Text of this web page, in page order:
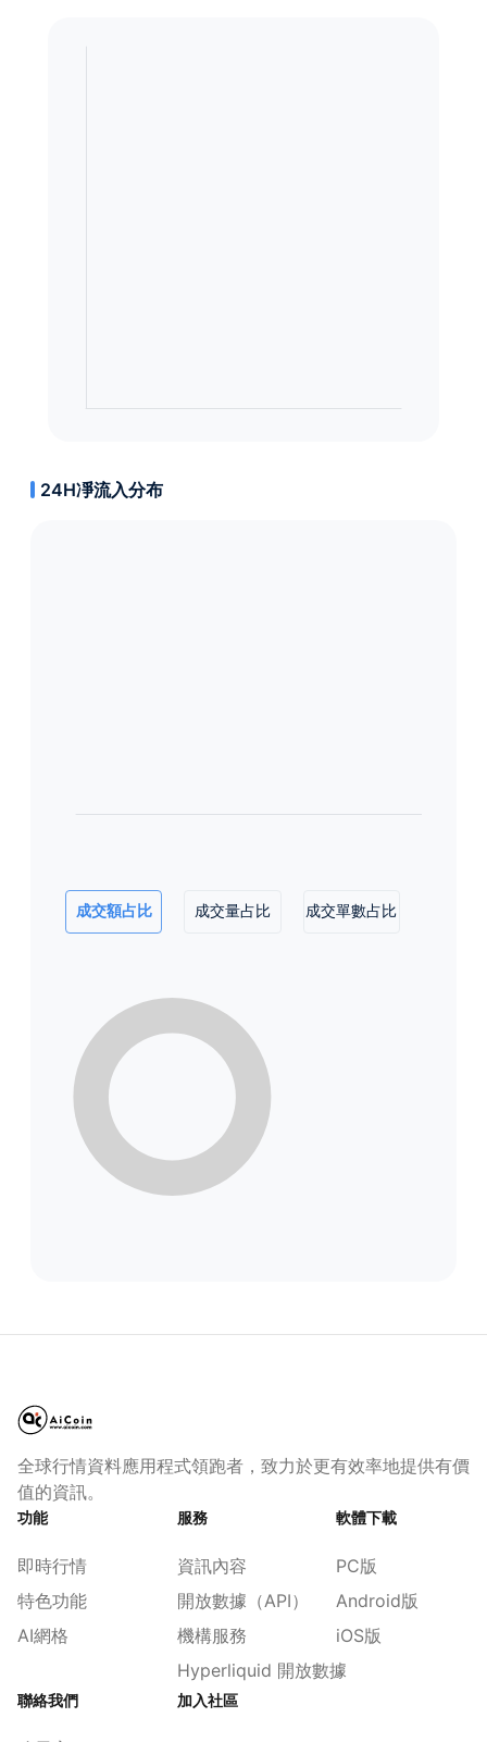
24H凈流入分布
成交額占比 成交量占比 成交單數占比
全球行情資料應用程式領跑者，致力於更有效率地提供有價
值的資訊。
功能
即時行情
特色功能
AI網格
服務
資訊內容
開放數據（API）
機構服務
Hyperliquid 開放數據
軟體下載
PC版
Android版
iOS版
聯絡我們 加入社區